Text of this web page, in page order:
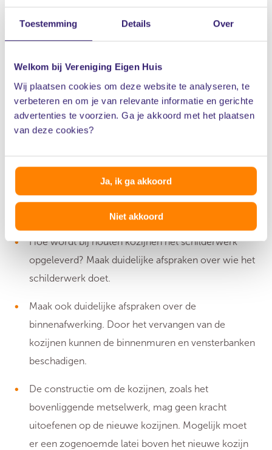
Toestemming Details Over
Welkom bij Vereniging Eigen Huis
Wij plaatsen cookies om deze website te analyseren, te
verbeteren en om je van relevante informatie en gerichte
advertenties te voorzien. Ga je akkoord met het plaatsen
van deze cookies?
Ja, ik ga akkoord
Niet akkoord
met een KOMO-certificaat; dit geeft recht op 10
een monument? Leg je plannen dan altijd voor aan
de gemeente. Misschien heb je een
bouwvergunning nodig.
Zorg bij nieuwe kozijnen altijd voor
ventilatieroosters. Ze moeten zo hoog mogelijk
zitten (minimaal 1.80 meter boven de vloer) om
tocht te voorkomen.
Hoe wordt bij houten kozijnen het schilderwerk
opgeleverd? Maak duidelijke afspraken over wie het
schilderwerk doet.
Maak ook duidelijke afspraken over de
binnenafwerking. Door het vervangen van de
kozijnen kunnen de binnenmuren en vensterbanken
beschadigen.
De constructie om de kozijnen, zoals het
bovenliggende metselwerk, mag geen kracht
uitoefenen op de nieuwe kozijnen. Mogelijk moet
er een zogenoemde latei boven het nieuwe kozijn